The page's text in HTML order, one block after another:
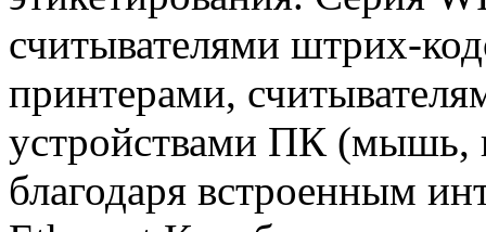
считывателями штрих-
принтерами,
устройствами ПК (мышь,
благодаря встроенным